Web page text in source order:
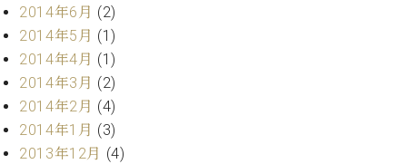
ス
ト
カ
ス
タ
マ
サ
ー
2014年6月 (2)
2014年5月 (1)
2014年4月 (1)
2014年3月 (2)
2014年2月 (4)
2014年1月 (3)
2013年12月 (4)